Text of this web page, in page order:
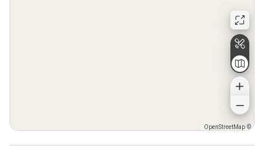
©
OpenStreetMap